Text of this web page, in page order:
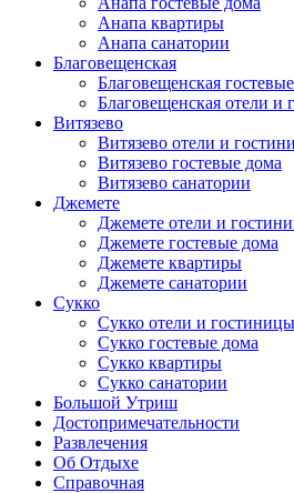
Анапа квартиры
Анапа санатории
Благовещенская
Благовещенская
Благовещенская отели и
Витязево
Витязево отели и
Витязево гостевые дома
Витязево санатории
Джемете
Джемете отели и
Джемете гостевые дома
Джемете квартиры
Джемете санатории
Сукко
Сукко отели и гостиницы
Сукко гостевые дома
Сукко квартиры
Сукко санатории
Большой Утриш
Достопримечательности
Развлечения
Об Отдыхе
Справочная